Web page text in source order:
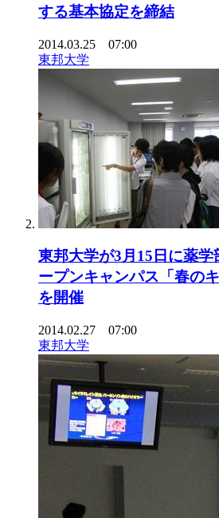
する基本協定を締結
2014.03.25 07:00
東邦大学
東邦大学が3月15日に薬
ープンキャンパス「春の
を開催
2014.02.27 07:00
東邦大学